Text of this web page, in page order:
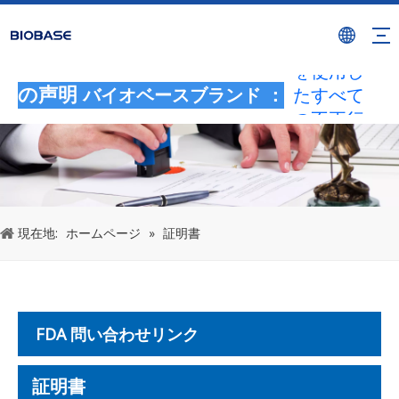
の声明バイオベースブランド ：
BIOBASE
ブランド
たすべて
の不正行
為は、違
法な侵害
とみなさ
れます。
現在地: ホームページ » 証明書
FDA 問い合わせリンク
証明書